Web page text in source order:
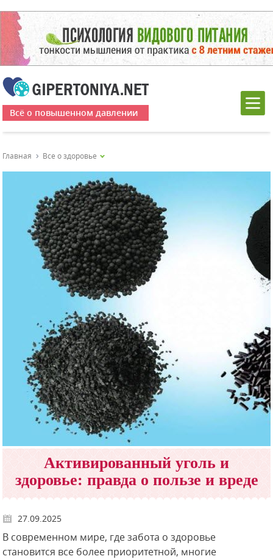
Всё о повышенном давлении
Главная Все о здоровье
Активированный уголь и
здоровье: правда о пользе и вреде
27.09.2025
В современном мире, где забота о здоровье
становится все более приоритетной, многие